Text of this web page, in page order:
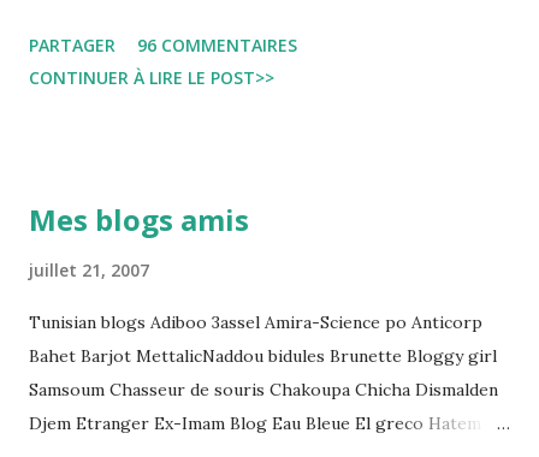
التي قضاها تحفظيا . هذه الممارسات تسبب كوارث اجتماعية واقتصادية
و تجعل المواطن يحقد على المنظومة القضائية و يحس بالظلم و القهر
regard des Lignes directrices Luanda"
PARTAGER
96 COMMENTAIRES
CONTINUER À LIRE LE POST>>
Mes blogs amis
juillet 21, 2007
Tunisian blogs Adiboo 3assel Amira-Science po Anticorp
Bahet Barjot MettalicNaddou bidules Brunette Bloggy girl
Samsoum Chasseur de souris Chakoupa Chicha Dismalden
Djem Etranger Ex-Imam Blog Eau Bleue El greco Hatem